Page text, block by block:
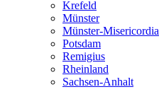
Krefeld
Münster
Münster-Misericordia
Potsdam
Remigius
Rheinland
Sachsen-Anhalt